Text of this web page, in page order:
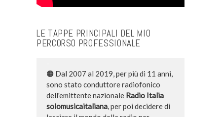
LE TAPPE PRINCIPALI DEL MIO
PERCORSO PROFESSIONALE
🟠 Dal 2007 al 2019, per più di 11 anni,
sono stato conduttore radiofonico
dell'emittente nazionale Radio Italia
solomusicaitaliana, per poi decidere di